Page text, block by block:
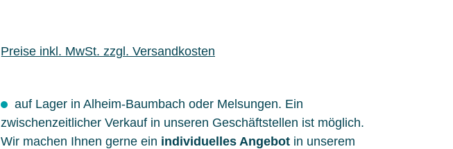
Preise inkl. MwSt. zzgl. Versandkosten
auf Lager in Alheim-Baumbach oder Melsungen. Ein
zwischenzeitlicher Verkauf in unseren Geschäftstellen ist möglich.
Wir machen Ihnen gerne ein individuelles Angebot in unserem